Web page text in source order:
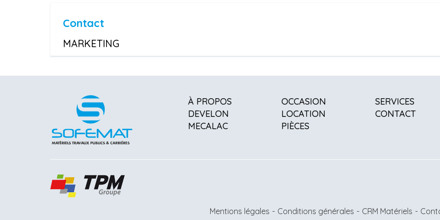
Contact
MARKETING
À PROPOS
DEVELON
MECALAC
OCCASION
LOCATION
PIÈCES
SERVICES
CONTACT
Mentions légales - Conditions générales - CRM Matériels -